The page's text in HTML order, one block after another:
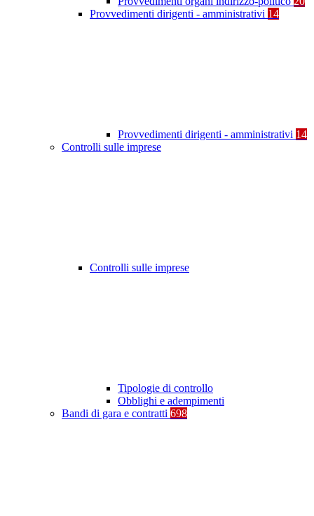
Provvedimenti dirigenti - amministrativi 14
Provvedimenti dirigenti - amministrativi 14
Controlli sulle imprese
Controlli sulle imprese
Tipologie di controllo
Obblighi e adempimenti
Bandi di gara e contratti 698